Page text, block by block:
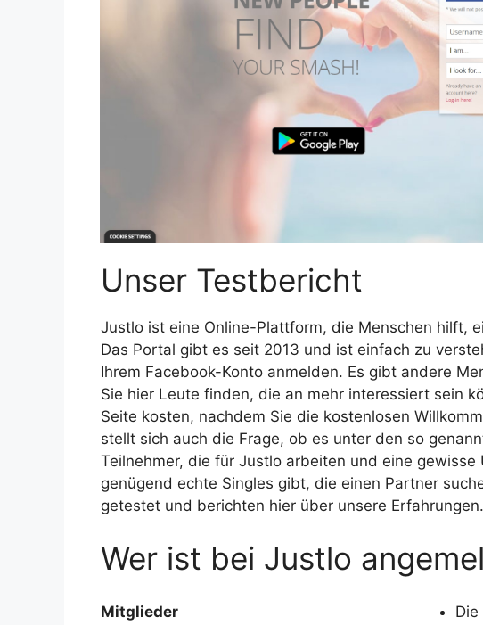
Unser Testbericht
Justlo ist eine Online-Plattform, die Menschen hilft,
Das Portal gibt es seit 2013 und ist einfach zu
Ihrem Facebook-Konto anmelden. Es gibt andere
Sie hier Leute finden, die an mehr interessiert sein
Seite kosten, nachdem Sie die kostenlosen
stellt sich auch die Frage, ob es unter den so
Teilnehmer, die für Justlo arbeiten und eine
genügend echte Singles gibt, die einen Partner
getestet und berichten hier über unsere Erfahrungen.
Wer ist bei Justlo
Mitglieder